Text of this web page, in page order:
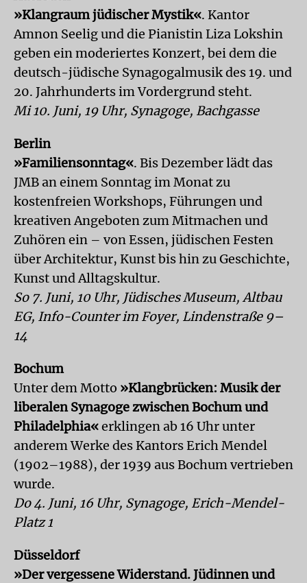
»Klangraum jüdischer Mystik«. Kantor
Amnon Seelig und die Pianistin Liza Lokshin
geben ein moderiertes Konzert, bei dem die
deutsch-jüdische Synagogalmusik des 19. und
20. Jahrhunderts im Vordergrund steht.
Mi 10. Juni, 19 Uhr, Synagoge, Bachgasse
Berlin
»Familiensonntag«. Bis Dezember lädt das
JMB an einem Sonntag im Monat zu
kostenfreien Workshops, Führungen und
kreativen Angeboten zum Mitmachen und
Zuhören ein – von Essen, jüdischen Festen
über Architektur, Kunst bis hin zu Geschichte,
Kunst und Alltagskultur.
So 7. Juni, 10 Uhr, Jüdisches Museum, Altbau
EG, Info-Counter im Foyer, Lindenstraße 9–
14
Bochum
Unter dem Motto »Klangbrücken: Musik der
liberalen Synagoge zwischen Bochum und
Philadelphia«erklingen ab 16 Uhr unter
anderem Werke des Kantors Erich Mendel
(1902–1988), der 1939 aus Bochum vertrieben
wurde.
Do 4. Juni, 16 Uhr, Synagoge, Erich-Mendel-
Platz 1
Düsseldorf
»Der vergessene Widerstand. Jüdinnen und